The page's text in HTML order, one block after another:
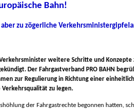
Bahn!
aber zu zögerliche
weitere Schritte und Konzepte
Der Fahrgastverband PRO BAHN
zur Regulierung in Richtung einer
zu legen.
der Fahrgastrechte begonnen hatten,